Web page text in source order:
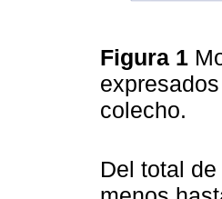
Figura 1
colecho.
Del total